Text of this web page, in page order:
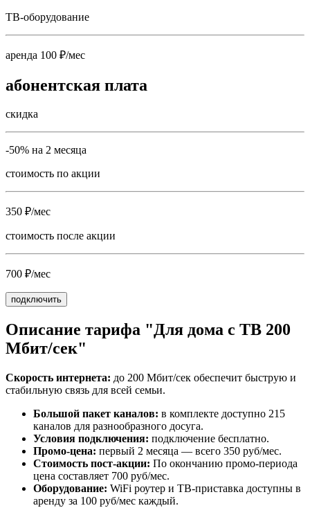
ТВ-оборудование
аренда 100 ₽/мес
абонентская плата
скидка
-50% на 2 месяца
стоимость по акции
350 ₽/мес
стоимость после акции
700 ₽/мес
подключить
Описание тарифа "Для дома с ТВ 200
Мбит/сек"
Скорость интернета: до 200 Мбит/сек обеспечит быструю и
стабильную связь для всей семьи.
Большой пакет каналов: в комплекте доступно 215
каналов для разнообразного досуга.
Условия подключения: подключение бесплатно.
Промо-цена: первый 2 месяца — всего 350 руб/мес.
Стоимость пост-акции: По окончанию промо-периода
цена составляет 700 руб/мес.
Оборудование: WiFi роутер и ТВ-приставка доступны в
аренду за 100 руб/мес каждый.